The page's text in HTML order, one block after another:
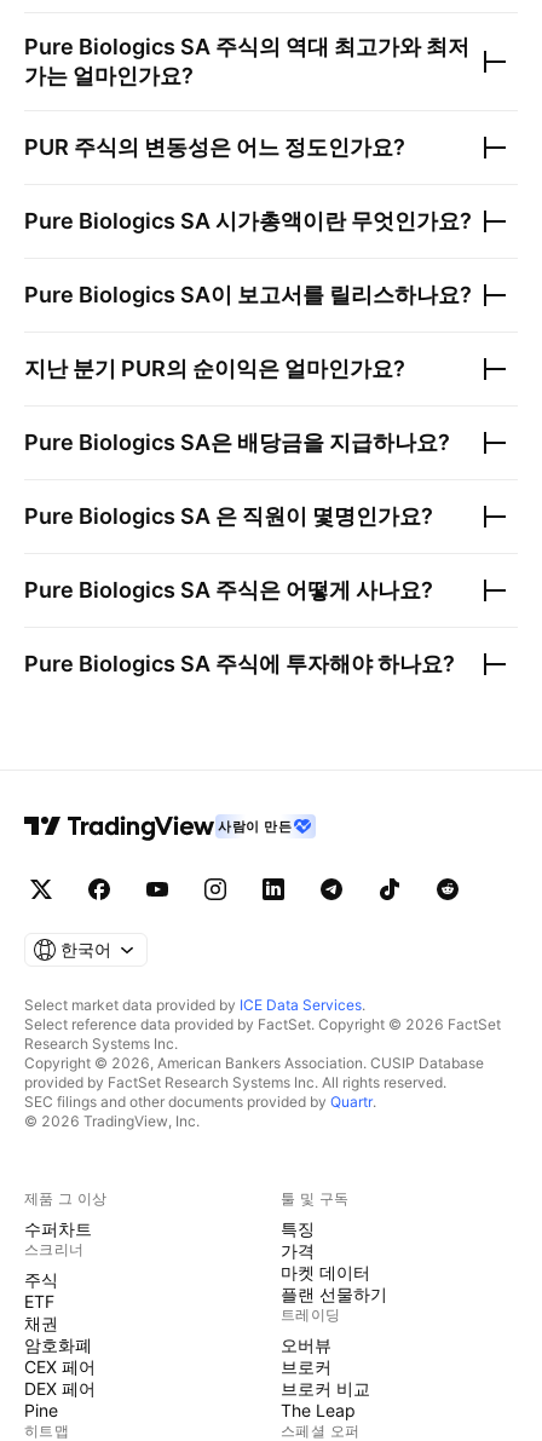
Pure Biologics SA 주식의 역대 최고가와 최저
가는 얼마인가요?
PUR 주식의 변동성은 어느 정도인가요?
Pure Biologics SA 시가총액이란 무엇인가요?
Pure Biologics SA이 보고서를 릴리스하나요?
지난 분기 PUR의 순이익은 얼마인가요?
Pure Biologics SA은 배당금을 지급하나요?
Pure Biologics SA 은 직원이 몇명인가요?
Pure Biologics SA 주식은 어떻게 사나요?
Pure Biologics SA 주식에 투자해야 하나요?
사람이 만든
한국어
Select market data provided by ICE Data Services.
Select reference data provided by FactSet. Copyright © 2026 FactSet
Research Systems Inc.
Copyright © 2026, American Bankers Association. CUSIP Database
provided by FactSet Research Systems Inc. All rights reserved.
SEC filings and other documents provided by Quartr.
© 2026 TradingView, Inc.
제품 그 이상
수퍼차트
스크리너
주식
ETF
채권
암호화폐
CEX 페어
DEX 페어
Pine
히트맵
툴 및 구독
특징
가격
마켓 데이터
플랜 선물하기
트레이딩
오버뷰
브로커
브로커 비교
The Leap
스페셜 오퍼